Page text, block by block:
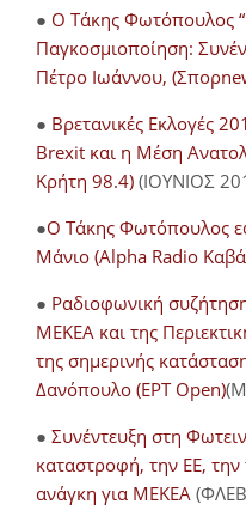
● Ο Τάκης Φωτόπουλος
Παγκοσμιοποίηση:
Πέτρο Ιωάννου,
● Βρετανικές Εκλογές
Brexit και η Μέση
Κρήτη 98.4) (ΙΟΥΝΙΟΣ
●O Τάκης Φωτόπουλος
Μάνιο (Alpha Radio
● Ραδιοφωνική
ΜΕΚΕΑ και της
της σημερινής
Δανόπουλο (ΕΡΤ Open)
● Συνέντευξη στη
καταστροφή, την ΕΕ,
ανάγκη για ΜΕΚΕΑ